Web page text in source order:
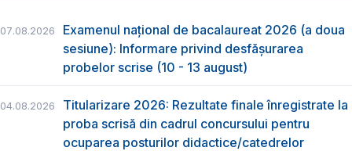
07.08.2026
Examenul național de bacalaureat 2026 (a doua
sesiune): Informare privind desfășurarea
probelor scrise (10 - 13 august)
04.08.2026
Titularizare 2026: Rezultate finale înregistrate la
proba scrisă din cadrul concursului pentru
ocuparea posturilor didactice/catedrelor